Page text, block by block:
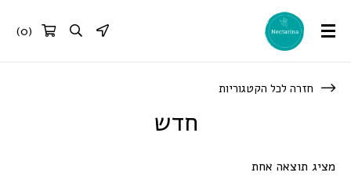
(
0
)
חזרה לכל הקטגוריות
חדש
מציג תוצאה אחת